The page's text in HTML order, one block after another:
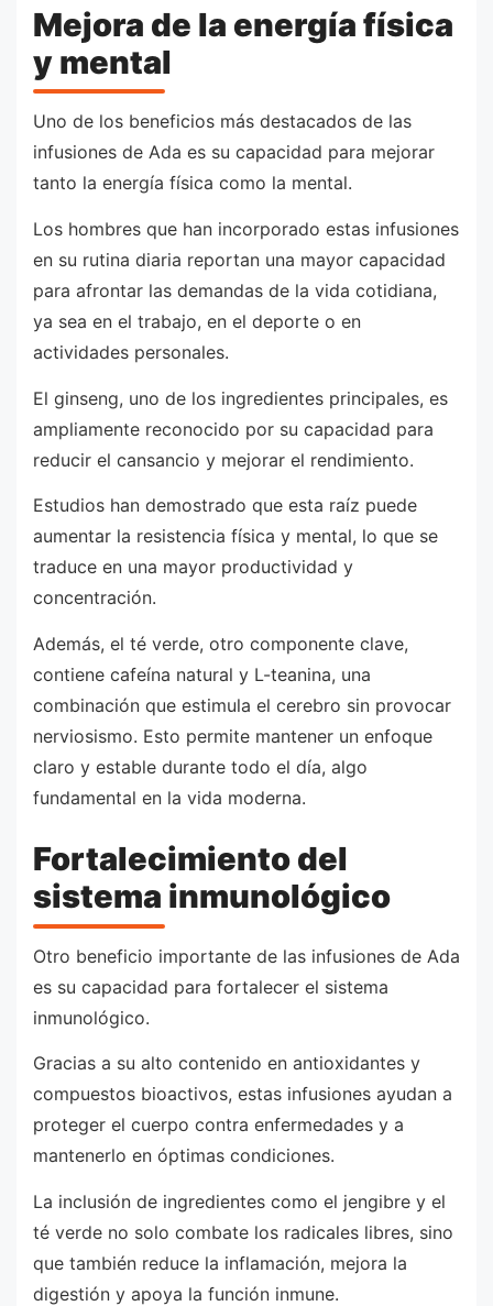
Mejora de la energía física
y mental
Uno de los beneficios más destacados de las
infusiones de Ada es su capacidad para mejorar
tanto la energía física como la mental.
Los hombres que han incorporado estas infusiones
en su rutina diaria reportan una mayor capacidad
para afrontar las demandas de la vida cotidiana,
ya sea en el trabajo, en el deporte o en
actividades personales.
El ginseng, uno de los ingredientes principales, es
ampliamente reconocido por su capacidad para
reducir el cansancio y mejorar el rendimiento.
Estudios han demostrado que esta raíz puede
aumentar la resistencia física y mental, lo que se
traduce en una mayor productividad y
concentración.
Además, el té verde, otro componente clave,
contiene cafeína natural y L-teanina, una
combinación que estimula el cerebro sin provocar
nerviosismo. Esto permite mantener un enfoque
claro y estable durante todo el día, algo
fundamental en la vida moderna.
Fortalecimiento del
sistema inmunológico
Otro beneficio importante de las infusiones de Ada
es su capacidad para fortalecer el sistema
inmunológico.
Gracias a su alto contenido en antioxidantes y
compuestos bioactivos, estas infusiones ayudan a
proteger el cuerpo contra enfermedades y a
mantenerlo en óptimas condiciones.
La inclusión de ingredientes como el jengibre y el
té verde no solo combate los radicales libres, sino
que también reduce la inflamación, mejora la
digestión y apoya la función inmune.